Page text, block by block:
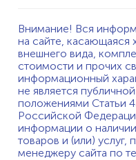
Внимание! Вся
на сайте, касающаяся
внешнего вида,
стоимости и прочих
информационный
не является
положениями Статьи
Российской
информации о
товаров и (или) услуг,
менеджеру сайта по